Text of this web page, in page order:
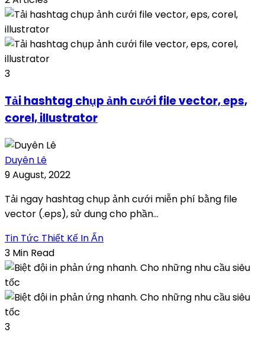
3
Tải hashtag chụp ảnh cưới file vector, eps,
corel, illustrator
Duyên Lê
9 August, 2022
Tải ngay hashtag chụp ảnh cưới miễn phí bằng file
vector (.eps), sử dung cho phần...
Tin Tức Thiết Kế In Ấn
3 Min Read
3